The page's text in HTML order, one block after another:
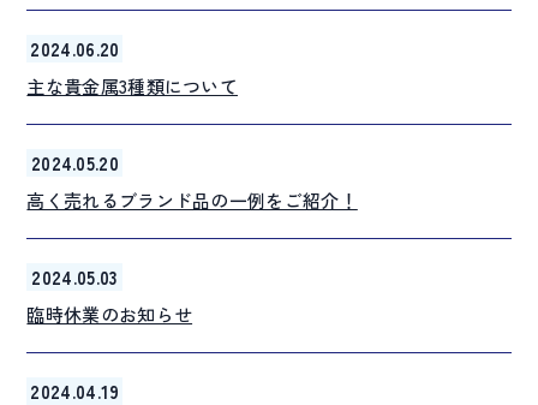
2024.06.20
主な貴金属3種類について
2024.05.20
高く売れるブランド品の一例をご紹介！
2024.05.03
臨時休業のお知らせ
2024.04.19